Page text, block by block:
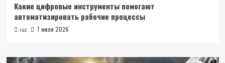
Какие цифровые инструменты помогают
автоматизировать рабочие процессы
raz 7 июля 2026